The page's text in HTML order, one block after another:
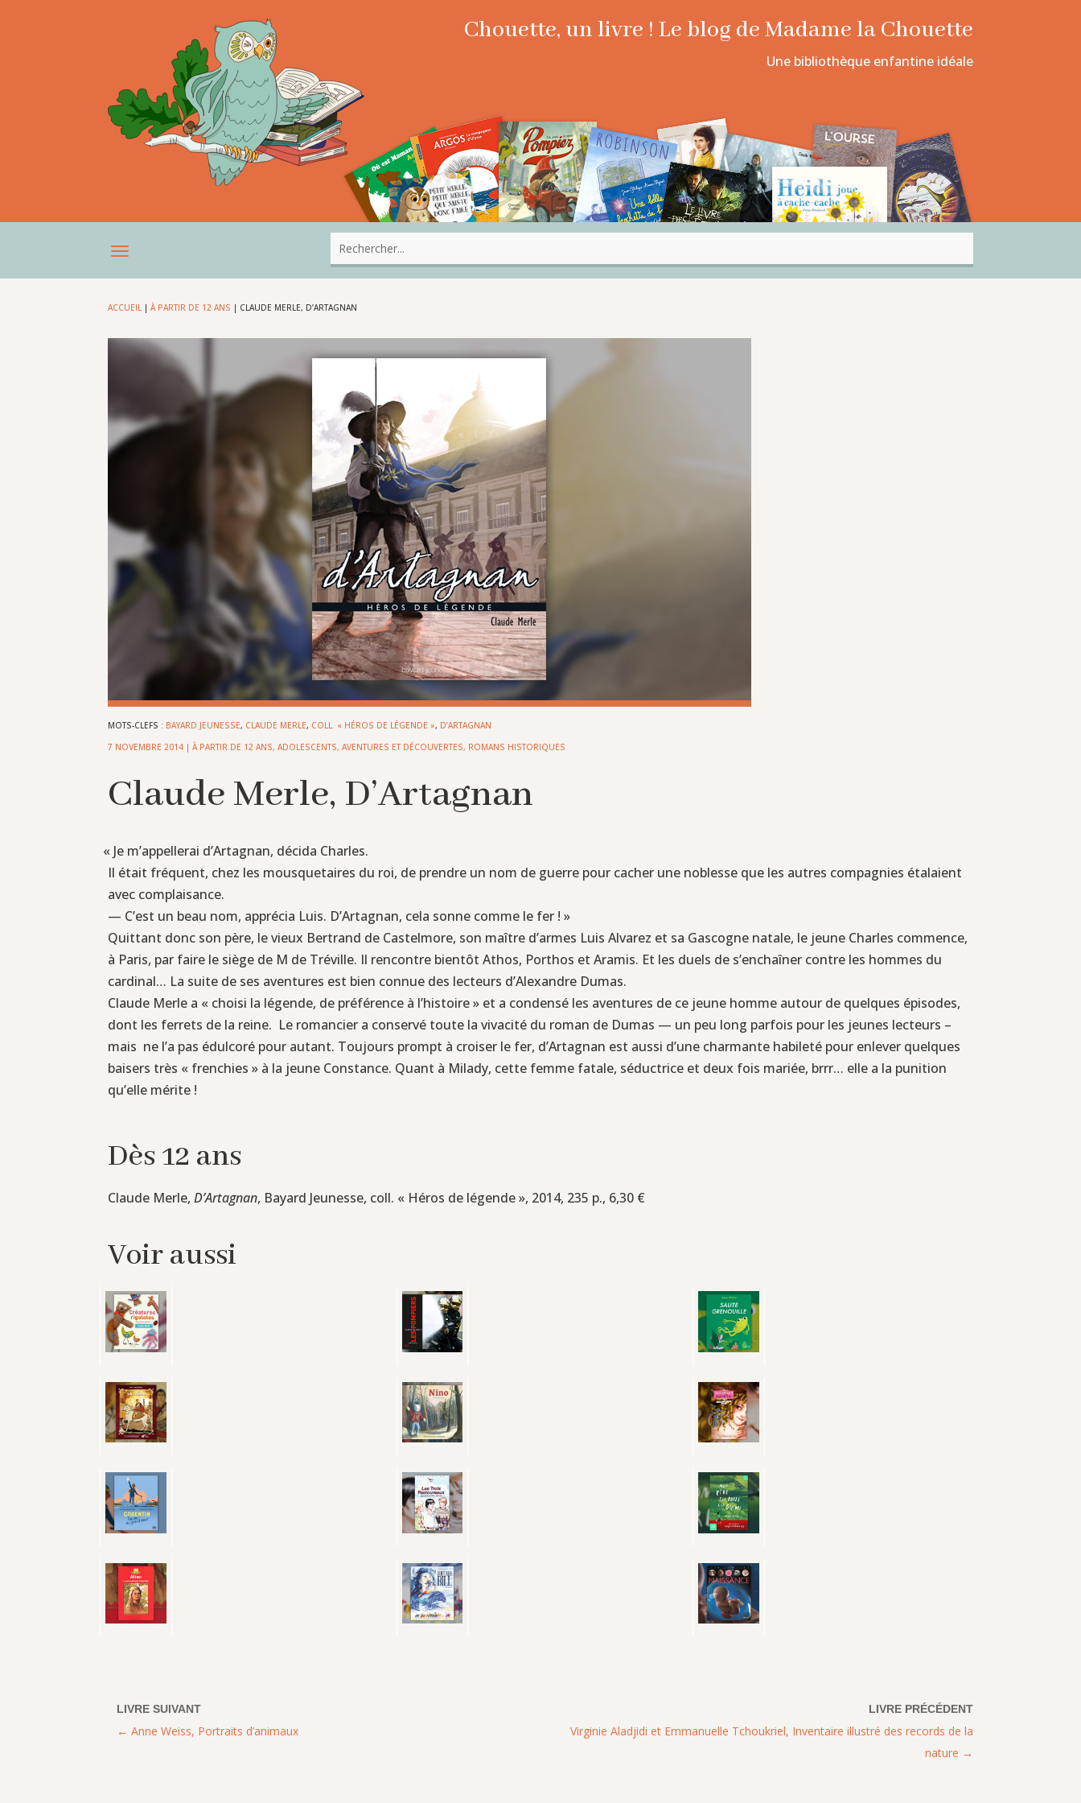
Chouette, un livre ! Le blog de Madame la Chouette
Une bibliothèque enfantine idéale
ACCUEIL |À PARTIR DE 12 ANS | CLAUDE MERLE, D’ARTAGNAN
MOTS-CLEFS : BAYARD JEUNESSE, CLAUDE MERLE, COLL. « HÉROS DE LÉGENDE », D’ARTAGNAN
7 NOVEMBRE 2014 |À PARTIR DE 12 ANS,ADOLESCENTS,AVENTURES ET DÉCOUVERTES, ROMANS HISTORIQUES
Claude Merle, D’Artagnan
« Je m’appellerai d’Artagnan, décida Charles.
Il était fréquent, chez les mousquetaires du roi, de prendre un nom de guerre pour cacher une noblesse que les autres compagnies étalaient
avec complaisance.
— C’est un beau nom, apprécia Luis. D’Artagnan, cela sonne comme le fer ! »
Quittant donc son père, le vieux Bertrand de Castelmore, son maître d’armes Luis Alvarez et sa Gascogne natale, le jeune Charles commence,
à Paris, par faire le siège de M de Tréville. Il rencontre bientôt Athos, Porthos et Aramis. Et les duels de s’enchaîner contre les hommes du
cardinal… La suite de ses aventures est bien connue des lecteurs d’Alexandre Dumas.
Claude Merle a « choisi la légende, de préférence à l’histoire » et a condensé les aventures de ce jeune homme autour de quelques épisodes,
dont les ferrets de la reine. Le romancier a conservé toute la vivacité du roman de Dumas — un peu long parfois pour les jeunes lecteurs –
mais ne l’a pas édulcoré pour autant. Toujours prompt à croiser le fer, d’Artagnan est aussi d’une charmante habileté pour enlever quelques
baisers très « frenchies » à la jeune Constance. Quant à Milady, cette femme fatale, séductrice et deux fois mariée, brrr… elle a la punition
qu’elle mérite !
Dès 12 ans
Claude Merle,D’Artagnan, Bayard Jeunesse, coll. « Héros de légende », 2014, 235 p., 6,30 €
Voir aussi
Virginie Aladjidi et Emmanuelle Tchoukriel, Inventaire illustré des records de la
nature
Anne Weiss, Portraits d’animaux